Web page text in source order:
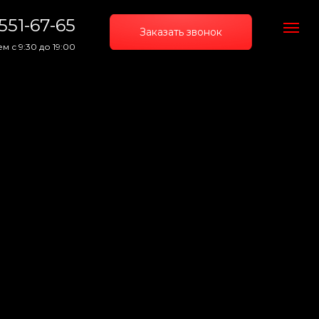
с 9:30 до 19:00
Заказать звонок
67-65